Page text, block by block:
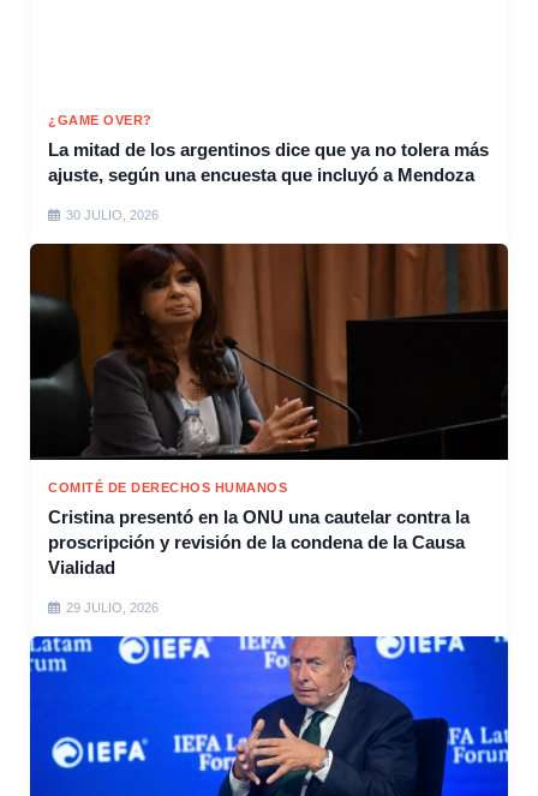
¿GAME OVER?
La mitad de los argentinos dice que ya no tolera más
ajuste, según una encuesta que incluyó a Mendoza
30 JULIO, 2026
COMITÉ DE DERECHOS HUMANOS
Cristina presentó en la ONU una cautelar contra la
proscripción y revisión de la condena de la Causa
Vialidad
29 JULIO, 2026